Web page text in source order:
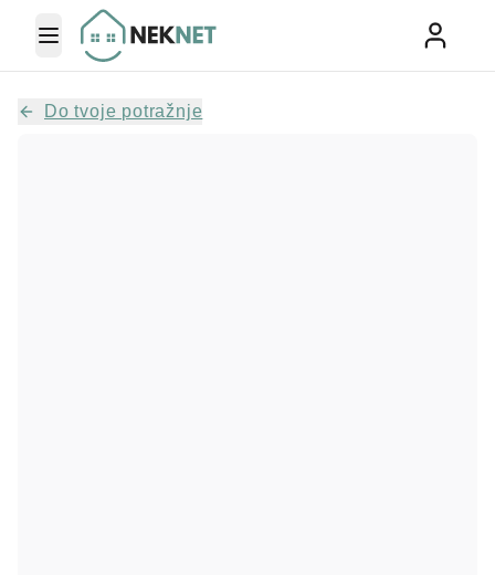
Toggle Menu
Do tvoje potražnje